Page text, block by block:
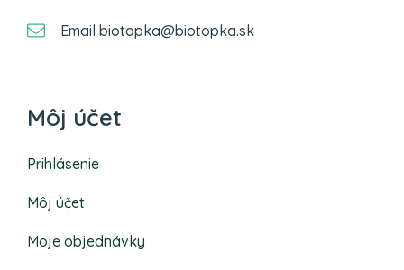
Email biotopka@biotopka.sk
Môj účet
Prihlásenie
Môj účet
Moje objednávky